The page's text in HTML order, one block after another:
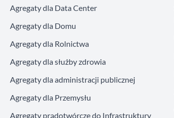
Agregaty dla Data Center
Agregaty dla Domu
Agregaty dla Rolnictwa
Agregaty dla służby zdrowia
Agregaty dla administracji publicznej
Agregaty dla Przemysłu
Agregaty prądotwórcze do Infrastruktury